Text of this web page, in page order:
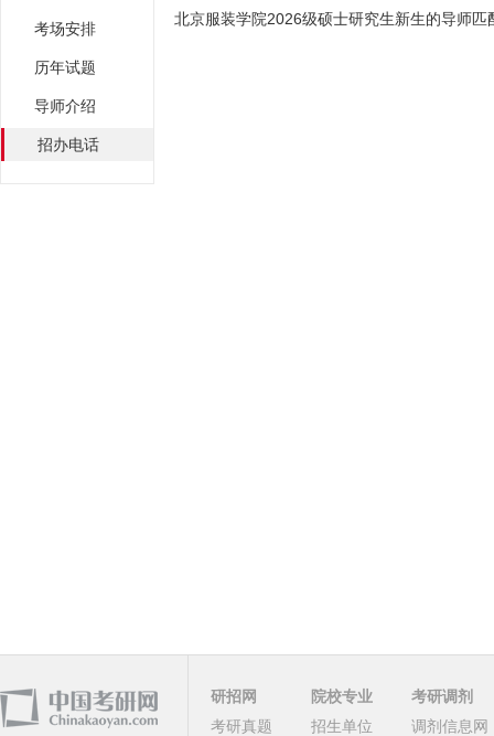
考场安排
历年试题
导师介绍
招办电话
北京服装学院2026级硕士研究生新生的导师匹
研招网
考研真题
院校专业
招生单位
考研调剂
调剂信息网